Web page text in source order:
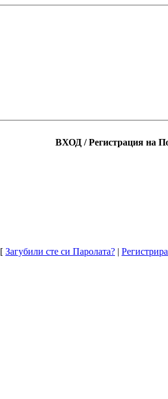
ВХОД / Регистрация на
[ Загубили сте си Паролата? |